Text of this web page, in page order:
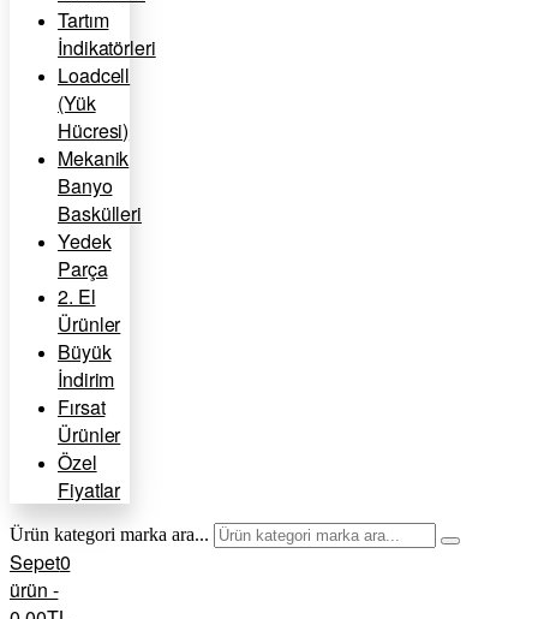
Tartım
İndikatörleri
Loadcell
(Yük
Hücresi)
Mekanik
Banyo
Baskülleri
Yedek
Parça
2. El
Ürünler
Büyük
İndirim
Fırsat
Ürünler
Özel
Fiyatlar
Ürün kategori marka ara...
Sepet0
ürün -